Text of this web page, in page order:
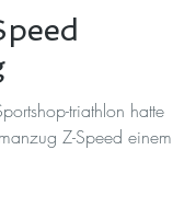
triathlon hatte
Z-Speed einem